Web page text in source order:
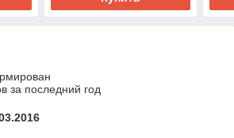
за последний год